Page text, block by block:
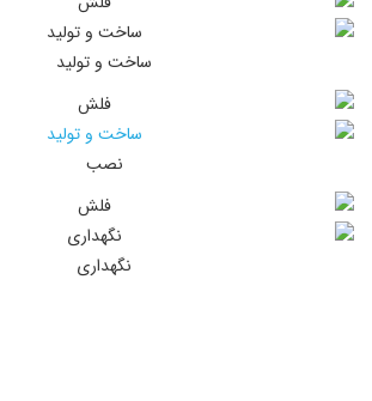
ساخت و تولید
نصب
نگهداری